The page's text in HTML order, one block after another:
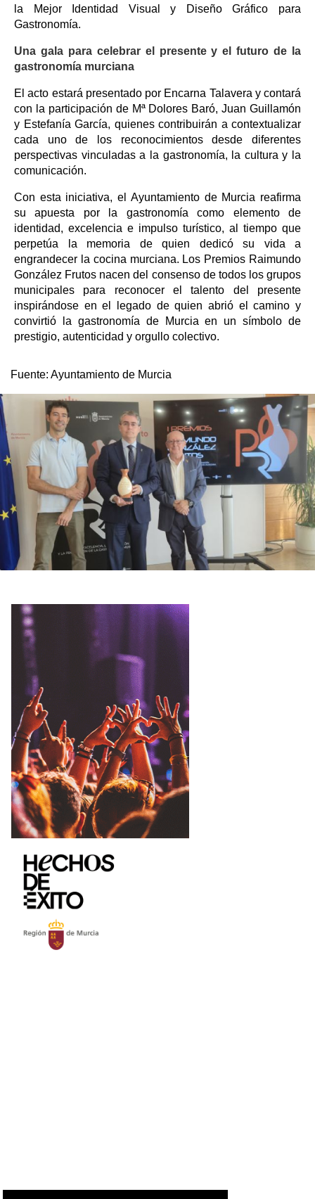
la Mejor Identidad Visual y Diseño Gráfico para
Gastronomía.
Una gala para celebrar el presente y el futuro de la
gastronomía murciana
El acto estará presentado por Encarna Talavera y contará
con la participación de Mª Dolores Baró, Juan Guillamón
y Estefanía García, quienes contribuirán a contextualizar
cada uno de los reconocimientos desde diferentes
perspectivas vinculadas a la gastronomía, la cultura y la
comunicación.
Con esta iniciativa, el Ayuntamiento de Murcia reafirma
su apuesta por la gastronomía como elemento de
identidad, excelencia e impulso turístico, al tiempo que
perpetúa la memoria de quien dedicó su vida a
engrandecer la cocina murciana. Los Premios Raimundo
González Frutos nacen del consenso de todos los grupos
municipales para reconocer el talento del presente
inspirándose en el legado de quien abrió el camino y
convirtió la gastronomía de Murcia en un símbolo de
prestigio, autenticidad y orgullo colectivo.
Fuente: Ayuntamiento de Murcia